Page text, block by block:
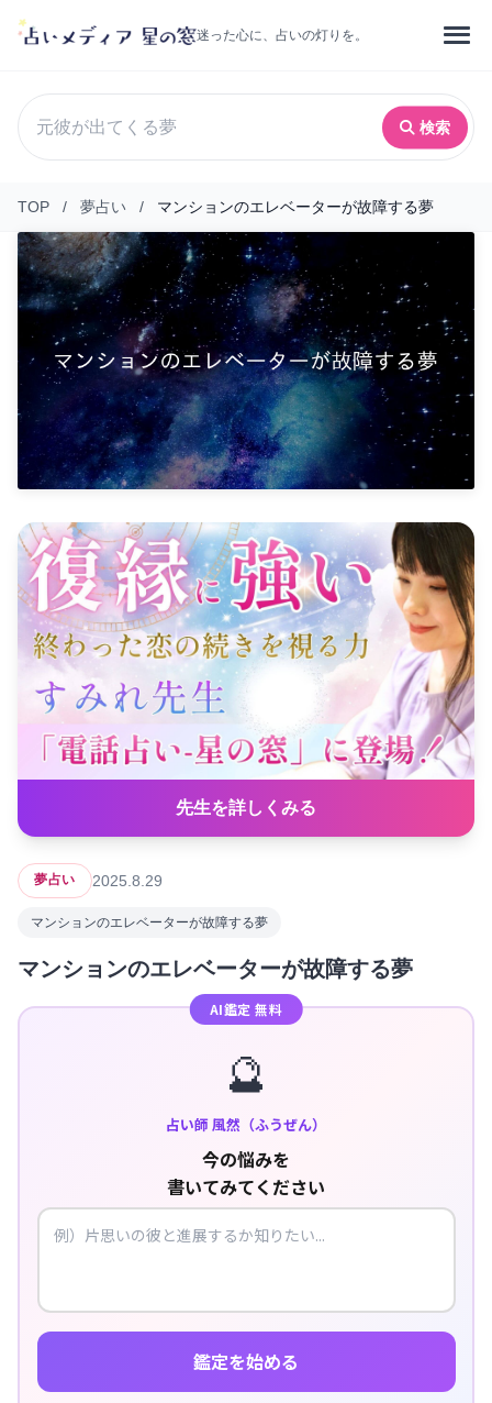
迷った心に、占いの灯りを。
検索
TOP / 夢占い / マンションのエレベーターが故障する夢
先生を詳しくみる
夢占い 2025.8.29
マンションのエレベーターが故障する夢
マンションのエレベーターが故障する夢
AI鑑定 無料
🔮
占い師 風然（ふうぜん）
今の悩みを
書いてみてください
鑑定を始める